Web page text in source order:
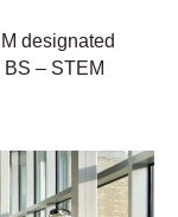
designated
BS – STEM